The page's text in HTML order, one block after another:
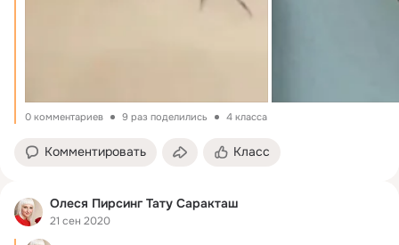
0 комментариев 9 раз поделились 4 класса
Комментировать Класс
Олеся Пирсинг Тату Саракташ
21 сен 2020